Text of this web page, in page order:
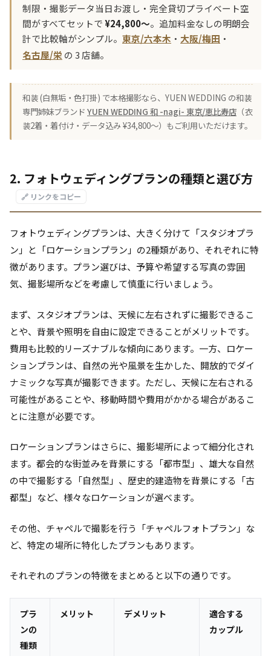
制限・撮影データ当日お渡し・完全貸切プライベート空
間がすべてセットで¥24,800〜。追加料金なしの明朗会
計で比較軸がシンプル。 東京/六本木 ・ 大阪/梅田 ・
名古屋/栄 の 3 店舗。
和装 (白無垢・色打掛) で本格撮影なら、YUEN WEDDING の和装
専門姉妹ブランド YUEN WEDDING 和 -nagi- 東京/恵比寿店 （衣
装2着・着付け・データ込み ¥34,800〜）もご利用いただけます。
2. フォトウェディングプランの種類と選び方
🔗 リンクをコピー
フォトウェディングプランは、大きく分けて「スタジオプラ
ン」と「ロケーションプラン」の2種類があり、それぞれに特
徴があります。プラン選びは、予算や希望する写真の雰囲
気、撮影場所などを考慮して慎重に行いましょう。
まず、スタジオプランは、天候に左右されずに撮影できるこ
とや、背景や照明を自由に設定できることがメリットです。
費用も比較的リーズナブルな傾向にあります。一方、ロケー
ションプランは、自然の光や風景を生かした、開放的でダイ
ナミックな写真が撮影できます。ただし、天候に左右される
可能性があることや、移動時間や費用がかかる場合があるこ
とに注意が必要です。
ロケーションプランはさらに、撮影場所によって細分化され
ます。都会的な街並みを背景にする「都市型」、雄大な自然
の中で撮影する「自然型」、歴史的建造物を背景にする「古
都型」など、様々なロケーションが選べます。
その他、チャペルで撮影を行う「チャペルフォトプラン」な
ど、特定の場所に特化したプランもあります。
それぞれのプランの特徴をまとめると以下の通りです。
プラ
ンの
種類
メリット デメリット
適合する
カップル